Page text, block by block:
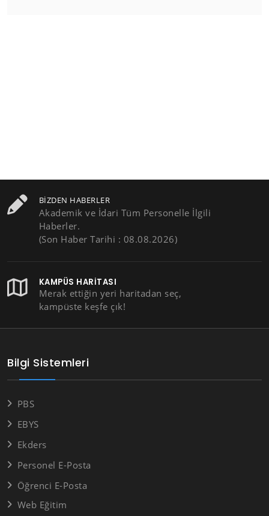
BIZDEN HABERLER
Akademik ve İdari Tüm Personelle İlgili
Haberler.
(Son Haber Tarihi : 08.08.2026)
KAMPÜS HARITASI
Merak ettiğin yeri haritadan seç,
kampüste keşfe çık!
Bilgi Sistemleri
PBS
EBYS
Ekders
Personel E-Posta
Öğrenci E-Posta
Web Eğitim